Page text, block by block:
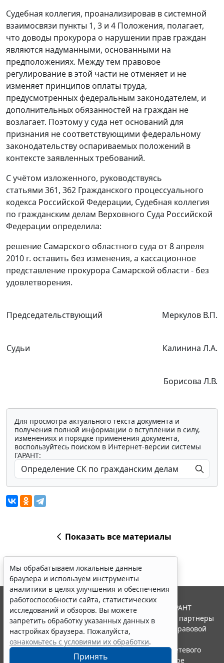
Судебная коллегия, проанализировав в системной
взаимосвязи пункты 1, 3 и 4 Положения, полагает,
что доводы прокурора о нарушении прав граждан
являются надуманными, основанными на
предположениях. Между тем правовое
регулирование в этой части не отменяет и не
изменяет принципов оплаты труда,
предусмотренных федеральным законодателем, и
дополнительных обязанностей на граждан не
возлагает. Поэтому у суда нет оснований для
признания не соответствующими федеральному
законодательству оспариваемых положений в
контексте заявленных требований.
С учётом изложенного, руководствуясь
статьями 361, 362 Гражданского процессуального
кодекса Российской Федерации, Судебная коллегия
по гражданским делам Верховного Суда Российской
Федерации определила:
решение Самарского областного суда от 8 апреля
2010 г. оставить без изменения, а кассационное
представление прокурора Самарской области - без
удовлетворения.
Председательствующий Меркулов В.П.
Судьи Калинина Л.А.
Борисова Л.В.
Для просмотра актуального текста документа и
получения полной информации о вступлении в силу,
изменениях и порядке применения документа,
воспользуйтесь поиском в Интернет-версии системы
ГАРАНТ:
Показать все материалы
Мы обрабатываем локальные данные
браузера и используем инструменты
аналитики в целях улучшения и обеспечения
работоспособности сайта, статистических
исследований и обзоров. Вы можете
запретить обработку указанных данных в
настройках браузера. Пожалуйста,
ознакомьтесь с условиями их обработки.
Принять
© ООО "НПП "ГАРАНТ-СЕРВИС", 2026. Система ГАРАНТ
выпускается с 1990 года. Компания "Гарант" и ее партнеры
являются участниками Российской ассоциации правовой
информации ГАРАНТ.
Портал ГАРАНТ.РУ зарегистрирован в качестве сетевого
издания Федеральной службой по надзору в сфере